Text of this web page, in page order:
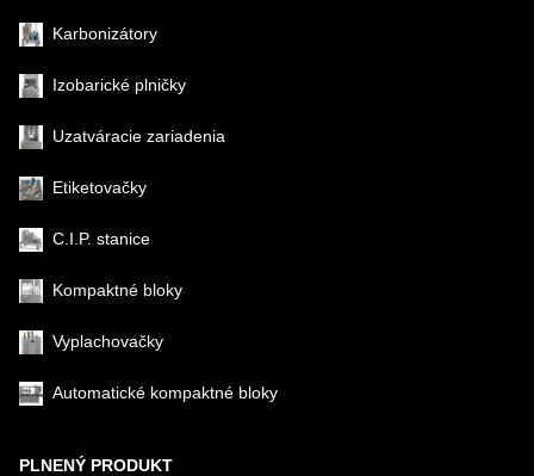
Karbonizátory
Izobarické plničky
Uzatváracie zariadenia
Etiketovačky
C.I.P. stanice
Kompaktné bloky
Vyplachovačky
Automatické kompaktné bloky
PLNENÝ PRODUKT